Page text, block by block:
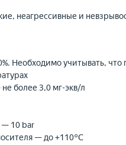
неагрессивные и
Необходимо учитывать,
более 3,0 мг-экв/л
— 10 bar
— до +110°С